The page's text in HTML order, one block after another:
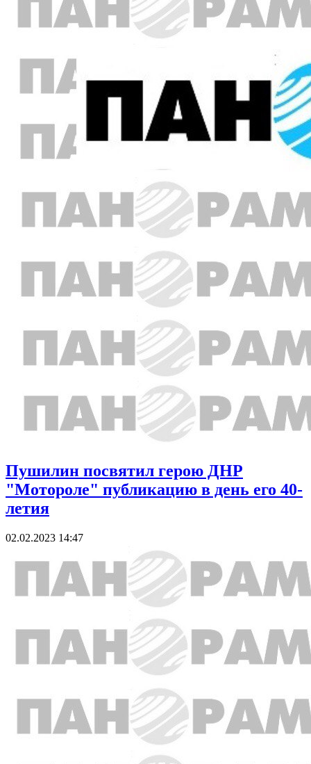
Пушилин посвятил герою ДНР
"Мотороле" публикацию в день его 40-
летия
02.02.2023 14:47